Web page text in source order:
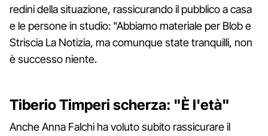
redini della situazione, rassicurando il pubblico a casa
e le persone in studio: "Abbiamo materiale per Blob e
Striscia La Notizia, ma comunque state tranquilli, non
è successo niente.
Tiberio Timperi scherza: "È l'età"
Anche Anna Falchi ha voluto subito rassicurare il